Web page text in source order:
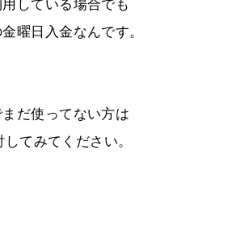
している場合でも
曜日入金なんです。
だ使ってない方は
てみてください。